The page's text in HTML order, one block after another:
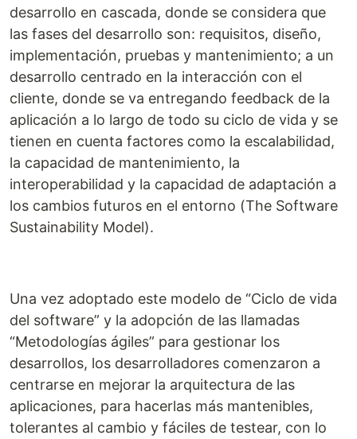
desarrollo en cascada, donde se considera que
las fases del desarrollo son: requisitos, diseño,
implementación, pruebas y mantenimiento; a un
desarrollo centrado en la interacción con el
cliente, donde se va entregando feedback de la
aplicación a lo largo de todo su ciclo de vida y se
tienen en cuenta factores como la escalabilidad,
la capacidad de mantenimiento, la
interoperabilidad y la capacidad de adaptación a
los cambios futuros en el entorno (The Software
Sustainability Model).
Una vez adoptado este modelo de “Ciclo de vida
del software” y la adopción de las llamadas
“Metodologías ágiles” para gestionar los
desarrollos, los desarrolladores comenzaron a
centrarse en mejorar la arquitectura de las
aplicaciones, para hacerlas más mantenibles,
tolerantes al cambio y fáciles de testear, con lo